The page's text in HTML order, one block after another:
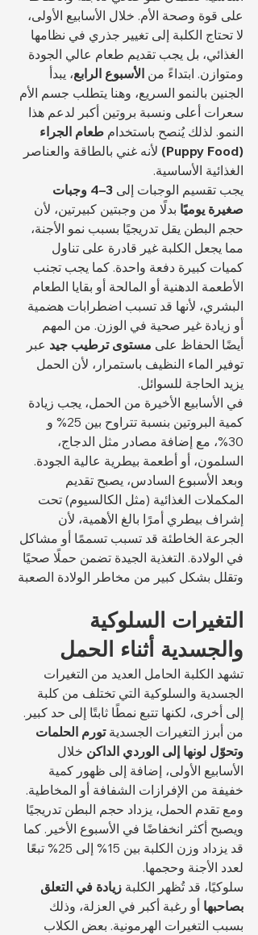
على قوة وصحة الأم. خلال الأسابيع الأولى،
لا تحتاج الكلبة إلى تغيير جذري في نظامها
الغذائي، بل يجب تقديم طعام عالي الجودة
ومتوازن. ابتداءً من الأسبوع الرابع، يبدأ
الجنين بالنمو السريع، وهنا يتطلب جسم الأم
سعرات أعلى ونسبة بروتين أكبر لدعم هذا
النمو. لذلك يُنصح باستخدام طعام الجراء
(Puppy Food)
لأنه غني بالطاقة والعناصر
الغذائية الأساسية.
يجب تقسيم الوجبات إلى
3–4 وجبات
صغيرة يوميًا بدلًا من وجبتين كبيرتين، لأن
حجم البطن يقل تدريجيًا بسبب نمو الأجنة،
مما يجعل الكلبة غير قادرة على تناول
كميات كبيرة دفعة واحدة. كما يجب تجنب
الأطعمة الدهنية أو المالحة أو بقايا الطعام
البشري، لأنها قد تسبب اضطرابات هضمية
أو زيادة غير صحية في الوزن. من المهم
أيضًا الحفاظ على مستوى ترطيب جيد عبر
توفير الماء النظيف باستمرار، لأن الحمل
يزيد الحاجة للسوائل.
في الأسابيع الأخيرة من الحمل، يجب زيادة
كمية البروتين بنسبة تتراوح بين 25% و
30%، مع إضافة مصادر مثل الدجاج،
السلمون، أو أطعمة بيطرية عالية الجودة.
وبعد الأسبوع السادس، يصبح تقديم
المكملات الغذائية (مثل الكالسيوم) تحت
إشراف بيطري أمرًا بالغ الأهمية، لأن
الجرعة الخاطئة قد تسبب تسممًا أو مشاكل
في الولادة. التغذية الجيدة تضمن حملًا صحيًا
وتقلل بشكل كبير من مخاطر الولادة الصعبة
التغيرات السلوكية
والجسدية أثناء الحمل
تشهد الكلبة الحامل العديد من التغيرات
الجسدية والسلوكية التي تختلف من كلبة
إلى أخرى، لكنها تتبع نمطًا ثابتًا إلى حد كبير.
من أبرز التغيرات الجسدية تورم الحلمات
وتحوّل لونها إلى الوردي الداكن خلال
الأسابيع الأولى، إضافة إلى ظهور كمية
خفيفة من الإفرازات الشفافة أو المخاطية.
ومع تقدم الحمل، يزداد حجم البطن تدريجيًا
ويصبح أكثر انخفاضًا في الأسبوع الأخير. كما
قد يزداد وزن الكلبة بين 15% إلى 25% تبعًا
لعدد الأجنة وحجمها.
سلوكيًا، قد تُظهر الكلبة زيادة في التعلق
بصاحبها أو رغبة أكبر في العزلة، وذلك
بسبب التغيرات الهرمونية. بعض الكلاب